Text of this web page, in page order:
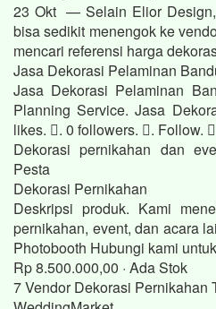
23 Okt — Selain Elior
bisa sedikit menengok ke
mencari referensi harga
Jasa Dekorasi Pelaminan
Jasa Dekorasi Pelaminan
Planning Service. Jasa
likes. 󱞋. 0 followers. 󱙶. Follow.
Dekorasi pernikahan dan
Pesta
Dekorasi Pernikahan
Deskripsi produk. Kami
pernikahan, event, dan acara
Photobooth Hubungi kami
Rp 8.500.000,00 · ‎Ada Stok
7 Vendor Dekorasi Pernikahan